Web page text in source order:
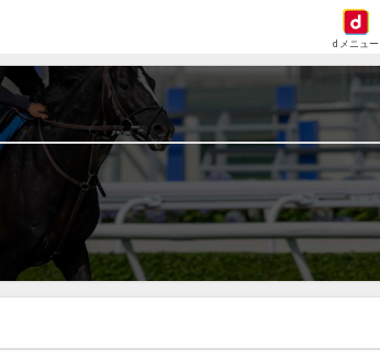
dメニュー